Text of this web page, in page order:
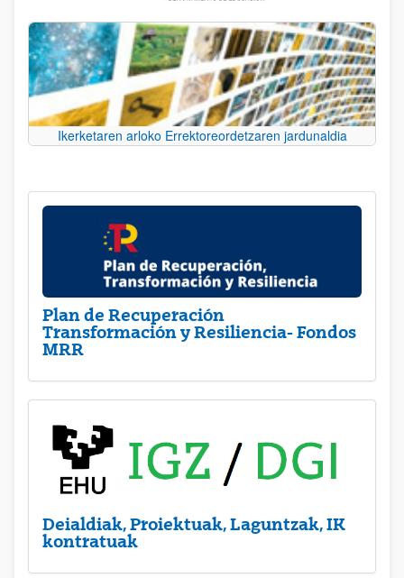
Ikerketaren arloko Errektoreordetzaren jardunaldia
Plan de Recuperación
Transformación y Resiliencia- Fondos
MRR
Deialdiak, Proiektuak, Laguntzak, IK
kontratuak